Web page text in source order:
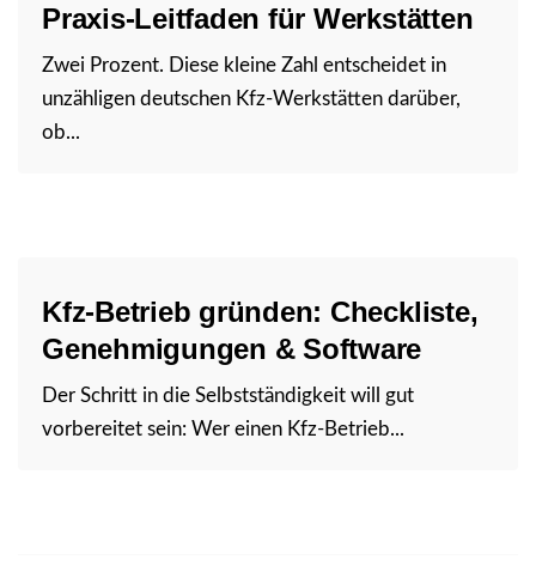
Praxis-Leitfaden für Werkstätten
Zwei Prozent. Diese kleine Zahl entscheidet in
unzähligen deutschen Kfz-Werkstätten darüber,
ob...
Kfz-Betrieb gründen: Checkliste,
Genehmigungen & Software
Der Schritt in die Selbstständigkeit will gut
vorbereitet sein: Wer einen Kfz-Betrieb...